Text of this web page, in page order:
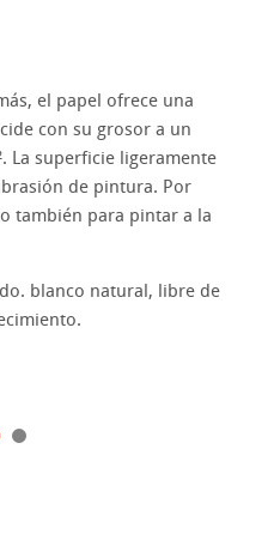
el papel ofrece una
con su grosor a un
La superficie ligeramente
de pintura. Por
también para pintar a la
blanco natural, libre de